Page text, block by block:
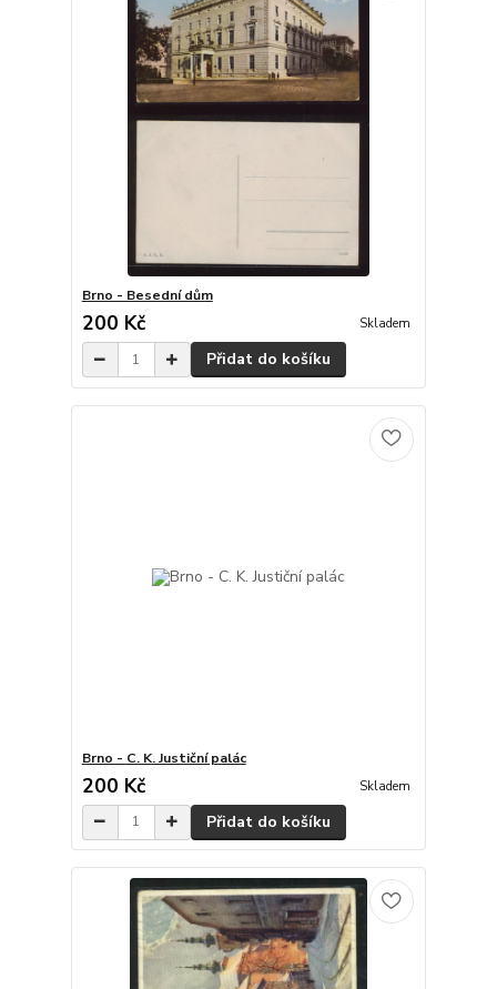
Brno - Besední dům
200 Kč Skladem
Přidat do košíku
Brno - C. K. Justiční palác
200 Kč Skladem
Přidat do košíku